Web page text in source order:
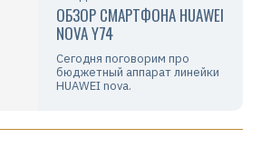
ОБЗОР СМАРТФОНА HUAWEI
NOVA Y74
Сегодня поговорим про
бюджетный аппарат линейки
HUAWEI nova.